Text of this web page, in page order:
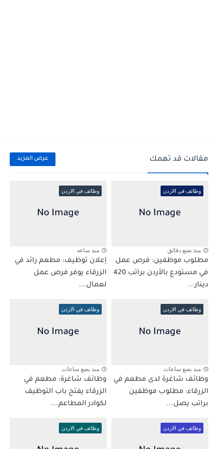
مقالات قد تهمك عرض المزيد
وظائف في الاردن
منذ بضع دقائق
مطلوب موظفين: فرص عمل
في مستودع بالأردن براتب 420
دينار...
وظائف في الاردن
منذ ساعه
إعلان توظيف: مطعم رائد في
الزرقاء يوفر فرص عمل
لعمال...
وظائف في الاردن
منذ بضع ساعات
وظائف شاغرة لدى مطعم في
الزرقاء: مطلوب موظفين
براتب يصل...
وظائف في الاردن
منذ بضع ساعات
وظائف شاغرة: مطعم في
الزرقاء يفتح باب التوظيف
لكوادر المطاعم...
وظائف في الاردن وظائف في الاردن